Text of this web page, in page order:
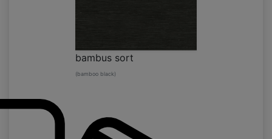
bambus sort
(bamboo black)